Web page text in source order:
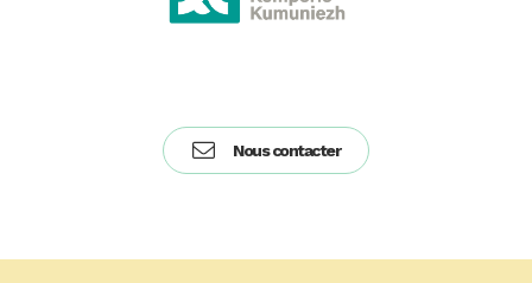
Nous contacter